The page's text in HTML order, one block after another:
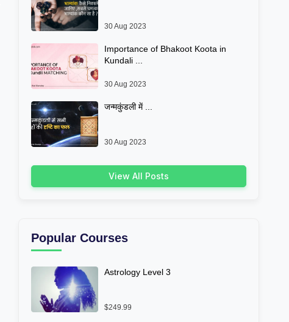
30 Aug 2023
Importance of Bhakoot Koota in
Kundali ...
30 Aug 2023
जन्मकुंडली में ...
30 Aug 2023
View All Posts
Popular Courses
Astrology Level 3
$249.99